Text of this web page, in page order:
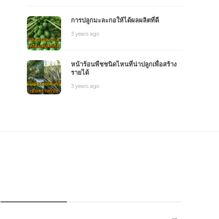
การปลูกมะละกอให้ได้ผลผลิตที่ดี
3 years ago
หน้าร้อนพืชชนิดไหนที่น่าปลูกเพื่อสร้าง
รายได้
3 years ago